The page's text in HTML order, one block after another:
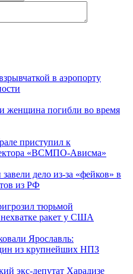
в аэропорту
женщина погибли во время
приступил к
«ВСМПО-Ависма»
дело из-за «фейков» в
из РФ
тюрьмой
ракет у США
Ярославль:
из крупнейших НПЗ
экс-депутат Харадизе